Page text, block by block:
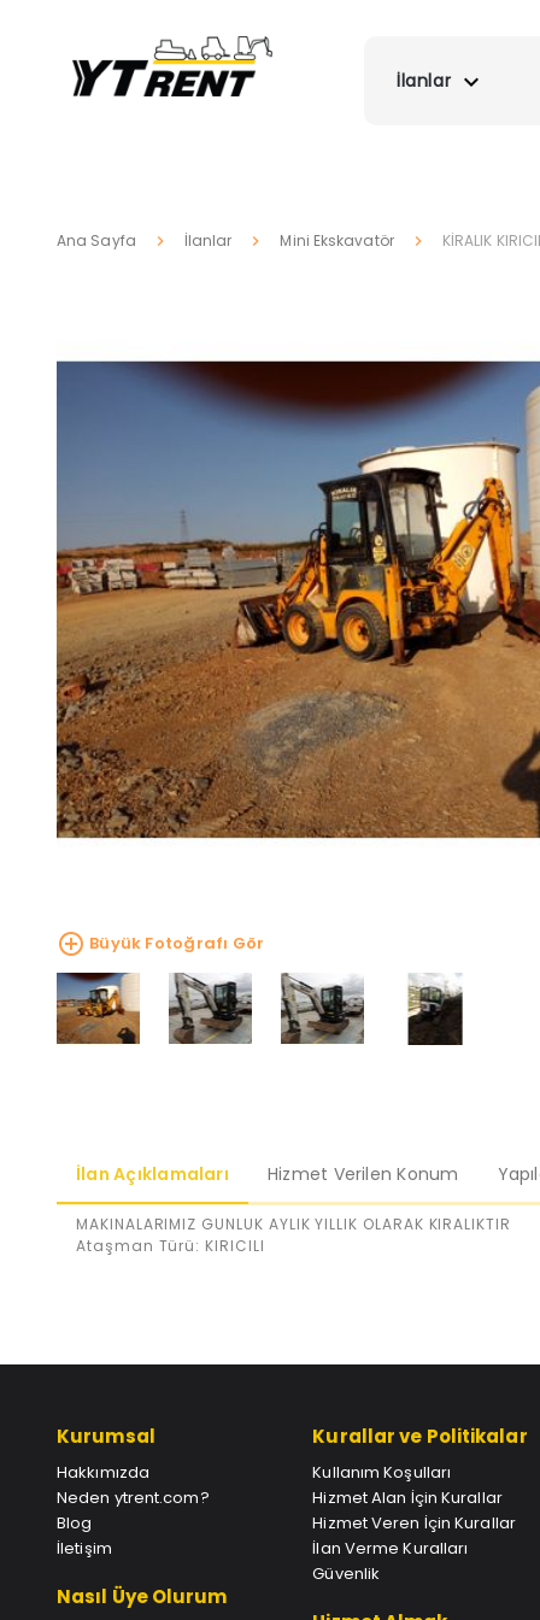
İlanlar
Ana Sayfa İlanlar Mini Ekskavatör KİRALIK
Büyük Fotoğrafı Gör
İlan Açıklamaları Hizmet Verilen Konum
MAKINALARIMIZ GUNLUK AYLIK YILLIK OLARAK KIRALIKTIR
Ataşman Türü: KIRICILI
Kurumsal
Hakkımızda
Neden ytrent.com?
Blog
İletişim
Nasıl Üye Olurum
Kurallar ve Politikalar
Kullanım Koşulları
Hizmet Alan İçin Kurallar
Hizmet Veren İçin Kurallar
İlan Verme Kuralları
Güvenlik